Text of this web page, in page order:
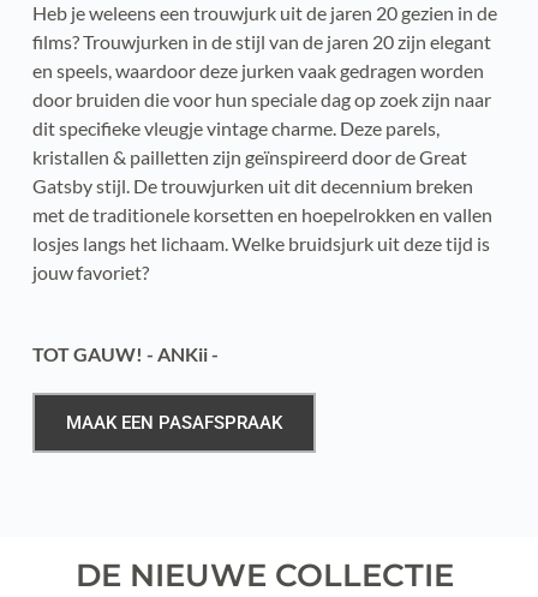
Heb je weleens een trouwjurk uit de jaren 20 gezien in de
films? Trouwjurken in de stijl van de jaren 20 zijn elegant
en speels, waardoor deze jurken vaak gedragen worden
door bruiden die voor hun speciale dag op zoek zijn naar
dit specifieke vleugje vintage charme. Deze parels,
kristallen & pailletten zijn geïnspireerd door de Great
Gatsby stijl. De trouwjurken uit dit decennium breken
met de traditionele korsetten en hoepelrokken en vallen
losjes langs het lichaam. Welke bruidsjurk uit deze tijd is
jouw favoriet?
TOT GAUW! - ANKii -
MAAK EEN PASAFSPRAAK
DE NIEUWE COLLECTIE